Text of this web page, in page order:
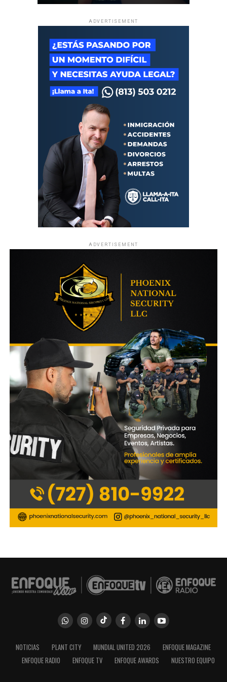
Por su parte,Brandon David Becerra Curbelofue
detenido el16 de julioa las 2:30pm cuando se encontraba
en un restaurante en la esquina de su casa en La Habana
junto a su hermano de 12 años. En ese momento “
una patrulla y un bus. Lo esposaron, le quitaron el
móvil y se lo llevaron. Mi otro hijo es el que viene
corriendo y me cuenta”, declaró
Yanaisy, su madre. Desde
ese entonces se encuentra detenido en la Prisión de
Jóvenes de Occidente en El Guatao bajo el cargo de
“desorden público”. A Brandon no le permiten recibir
. Está autorizado a hacer dos llamadas por
semanaysu madre le lleva cada 15 días “alimentos,
elementos de aseo y medicamentos”
misma a este medio.
La situación se volvió más delicada a partir del13 de
cuando le informaron a su madre que
había dado positivo en un test de coronavirus
su madre hizo un descargo en su perfil deFacebook
que criticaba a las autoridades por el hecho de que no le
permitían verlo, en teoría, por los cuidados necesarios por
la pandemia y aun así se contagió de
misma publicación aseguró que “hoy su estado de salud
es crítico”. Si bien Brandon hoy no corre peligro por la
enfermedad,
su situación se agravó ya que al delito de
“desorden público” se le agregó el de “propagación
de epidemia”,y esto puede ser utilizado por el
régimen como una excusa más para mantenerlo en
El día 28 de septiembre se le denegó por segunda vez
el cambio de medida cautelar
, lo que indica que el joven
permanecerá en la cárcel bajo las mismas condiciones
que hasta ahora. “
Mi hijo solo tiene desorden público y
propagación de epidemia.No cometió ningún acto
violento ni perjudicó ni atacó a nadie, no comprendo
tal injusticia. Tiene 17 años, esto es tortura
psicológica”.
ADVERTISEMENT
ADVERTISEMENT
NOTICIAS PLANT CITY MUNDIAL UNITED 2026
ENFOQUE MAGAZINE
ENFOQUE RADIO
ENFOQUE TV ENFOQUE AWARDS NUESTRO EQUIPO